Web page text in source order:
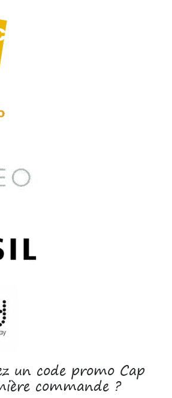
un code promo Cap
commande ?